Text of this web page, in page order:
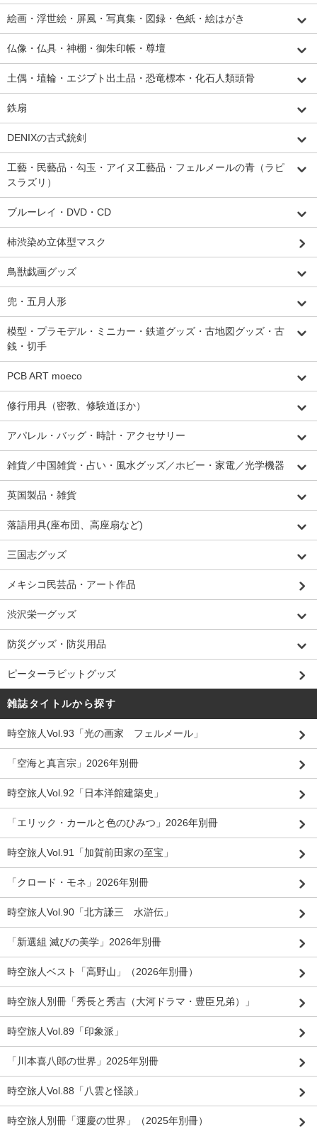
絵画・浮世絵・屏風・写真集・図録・色紙・絵はがき
仏像・仏具・神棚・御朱印帳・尊壇
土偶・埴輪・エジプト出土品・恐竜標本・化石人類頭骨
鉄扇
DENIXの古式銃剣
工藝・民藝品・勾玉・アイヌ工藝品・フェルメールの青（ラピ
スラズリ）
ブルーレイ・DVD・CD
柿渋染め立体型マスク
鳥獣戯画グッズ
兜・五月人形
模型・プラモデル・ミニカー・鉄道グッズ・古地図グッズ・古
銭・切手
PCB ART moeco
修行用具（密教、修験道ほか）
アパレル・バッグ・時計・アクセサリー
雑貨／中国雑貨・占い・風水グッズ／ホビー・家電／光学機器
英国製品・雑貨
落語用具(座布団、高座扇など)
三国志グッズ
メキシコ民芸品・アート作品
渋沢栄一グッズ
防災グッズ・防災用品
ピーターラビットグッズ
雑誌タイトルから探す
時空旅人Vol.93「光の画家 フェルメール」
「空海と真言宗」2026年別冊
時空旅人Vol.92「日本洋館建築史」
「エリック・カールと色のひみつ」2026年別冊
時空旅人Vol.91「加賀前田家の至宝」
「クロード・モネ」2026年別冊
時空旅人Vol.90「北方謙三 水滸伝」
「新選組 滅びの美学」2026年別冊
時空旅人ベスト「高野山」（2026年別冊）
時空旅人別冊「秀長と秀吉（大河ドラマ・豊臣兄弟）」
時空旅人Vol.89「印象派」
「川本喜八郎の世界」2025年別冊
時空旅人Vol.88「八雲と怪談」
時空旅人別冊「運慶の世界」（2025年別冊）